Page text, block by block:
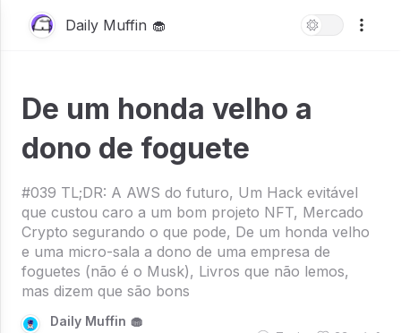
Daily Muffin 🧁
De um honda velho a
dono de foguete
#039 TL;DR: A AWS do futuro, Um Hack evitável
que custou caro a um bom projeto NFT, Mercado
Crypto segurando o que pode, De um honda velho
e uma micro-sala a dono de uma empresa de
foguetes (não é o Musk), Livros que não lemos,
mas dizem que são bons
Daily Muffin 🧁